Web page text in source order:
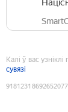
Калі ў вас
сувязі